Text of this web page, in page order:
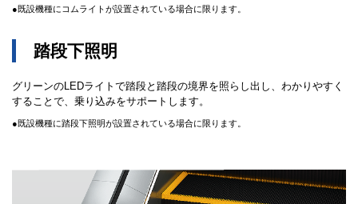
●既設機種にコムライトが設置されている場合に限ります。
踏段下照明
グリーンのLEDライトで踏段と踏段の境界を照らし出し、わかりやすく
することで、乗り込みをサポートします。
●既設機種に踏段下照明が設置されている場合に限ります。